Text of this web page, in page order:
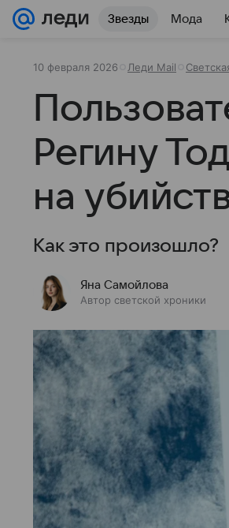
Звезды Мода
10 февраля 2026 Леди Mail
Регину
на
Как это произошло?
Яна Самойлова
Автор светской хроники